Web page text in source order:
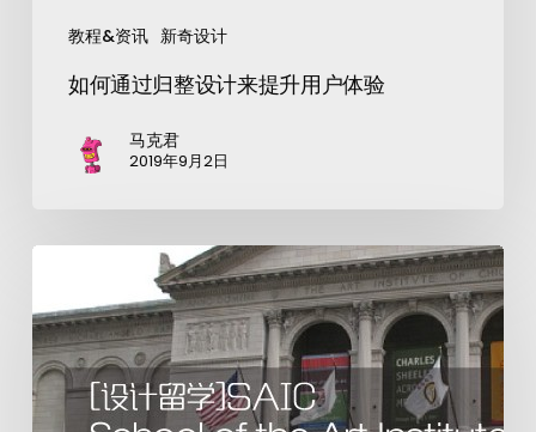
教程&资讯 新奇设计
如何通过归整设计来提升用户体验
马克君
2019年9月2日